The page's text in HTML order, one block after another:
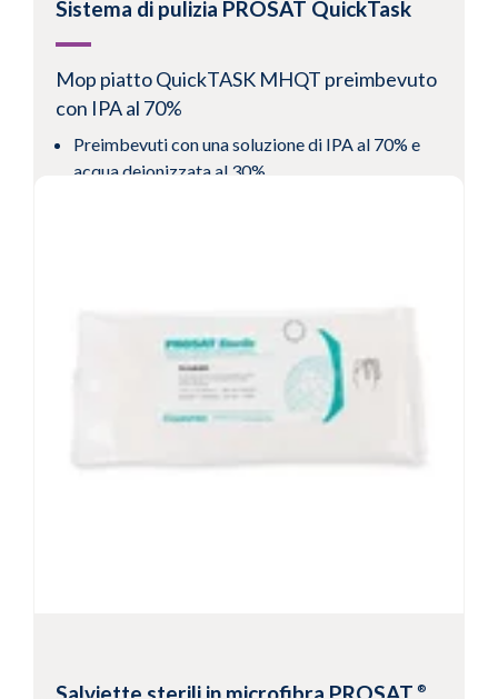
Sistema di pulizia PROSAT QuickTask
Mop piatto QuickTASK MHQT preimbevuto
con IPA al 70%
Preimbevuti con una soluzione di IPA al 70% e
acqua deionizzata al 30%
Salviette sterili in microfibra PROSAT ®